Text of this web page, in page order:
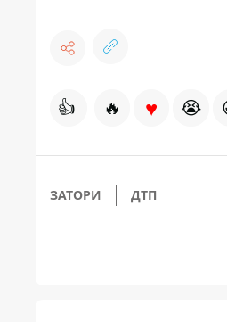
👍 🔥 ♥ 😭
ЗАТОРИ ДТП